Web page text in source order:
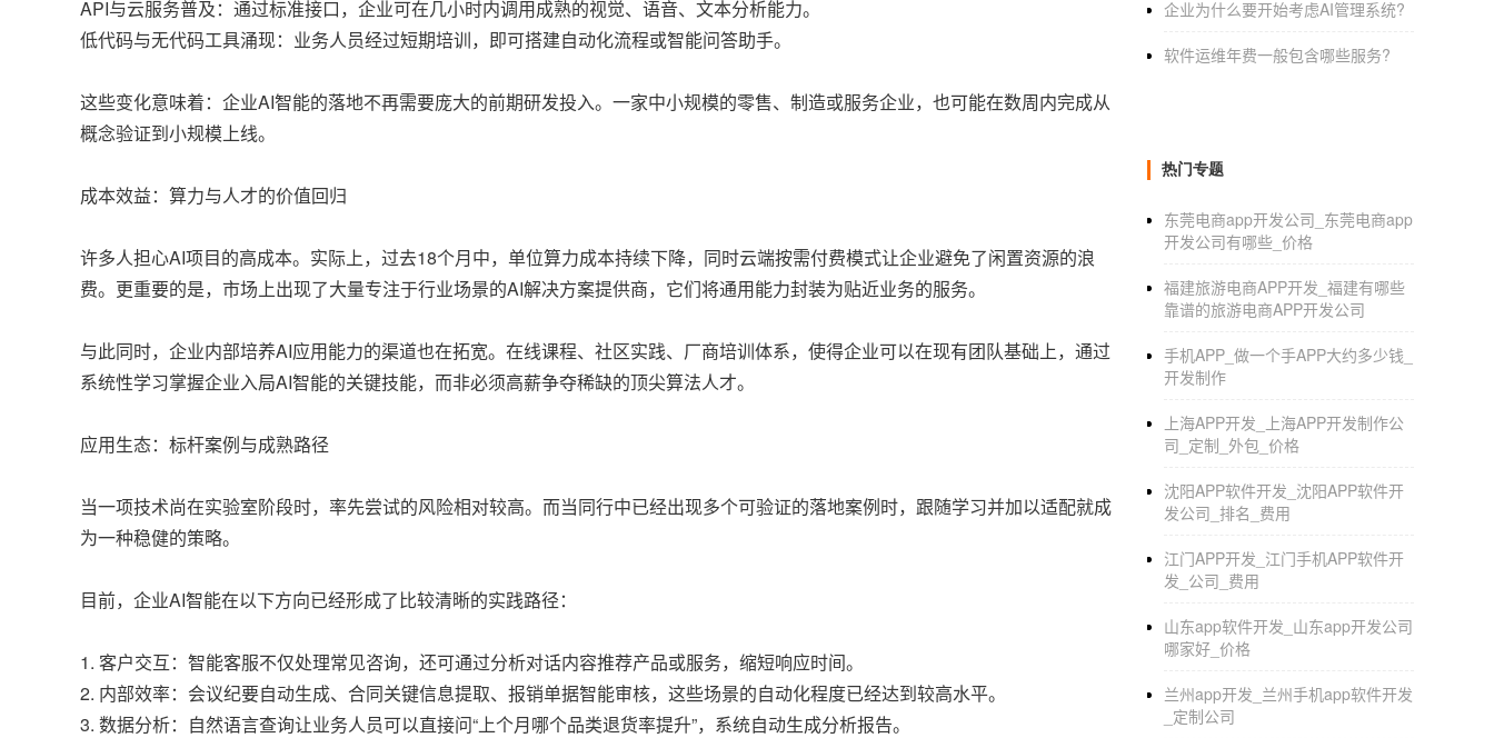
API与云服务普及：通过标准接口，企业可在几小时内调用成熟的视觉、语音、文本分析能力。
低代码与无代码工具涌现：业务人员经过短期培训，即可搭建自动化流程或智能问答助手。
这些变化意味着：企业AI智能的落地不再需要庞大的前期研发投入。一家中小规模的零售、制造或服务企业，也可能在数周内完成从
概念验证到小规模上线。
成本效益：算力与人才的价值回归
许多人担心AI项目的高成本。实际上，过去18个月中，单位算力成本持续下降，同时云端按需付费模式让企业避免了闲置资源的浪
费。更重要的是，市场上出现了大量专注于行业场景的AI解决方案提供商，它们将通用能力封装为贴近业务的服务。
与此同时，企业内部培养AI应用能力的渠道也在拓宽。在线课程、社区实践、厂商培训体系，使得企业可以在现有团队基础上，通过
系统性学习掌握企业入局AI智能的关键技能，而非必须高薪争夺稀缺的顶尖算法人才。
应用生态：标杆案例与成熟路径
当一项技术尚在实验室阶段时，率先尝试的风险相对较高。而当同行中已经出现多个可验证的落地案例时，跟随学习并加以适配就成
为一种稳健的策略。
目前，企业AI智能在以下方向已经形成了比较清晰的实践路径：
1. 客户交互：智能客服不仅处理常见咨询，还可通过分析对话内容推荐产品或服务，缩短响应时间。
2. 内部效率：会议纪要自动生成、合同关键信息提取、报销单据智能审核，这些场景的自动化程度已经达到较高水平。
3. 数据分析：自然语言查询让业务人员可以直接问“上个月哪个品类退货率提升”，系统自动生成分析报告。
企业为什么要开始考虑AI管理系统?
软件运维年费一般包含哪些服务?
热门专题
东莞电商app开发公司_东莞电商app
开发公司有哪些_价格
福建旅游电商APP开发_福建有哪些
靠谱的旅游电商APP开发公司
手机APP_做一个手APP大约多少钱_
开发制作
上海APP开发_上海APP开发制作公
司_定制_外包_价格
沈阳APP软件开发_沈阳APP软件开
发公司_排名_费用
江门APP开发_江门手机APP软件开
发_公司_费用
山东app软件开发_山东app开发公司
哪家好_价格
兰州app开发_兰州手机app软件开发
_定制公司